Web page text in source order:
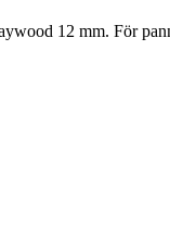
12 mm. För